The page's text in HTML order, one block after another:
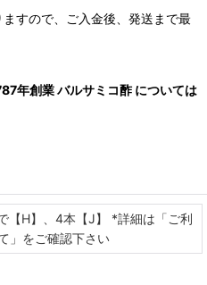
すので、ご入金後、発送まで最
年創業 バルサミコ酢 については
【H】、4本【J】 *詳細は「ご利
」をご確認下さい